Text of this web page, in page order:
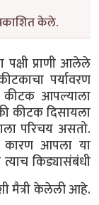
केले.
प्राणी आलेले
पर्यावरण
आपल्याला
कीटक दिसायला
परिचय असतो.
आपला या
किड्यासंबंधी
मैत्री केलेली आहे.